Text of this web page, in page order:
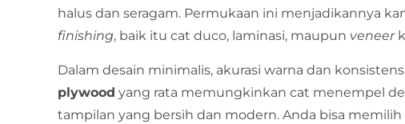
halus dan seragam. Permukaan ini menjadikannya
finishing, baik itu cat duco, laminasi, maupun veneer
Dalam desain minimalis, akurasi warna dan
plywood yang rata memungkinkan cat menempel
tampilan yang bersih dan modern. Anda bisa